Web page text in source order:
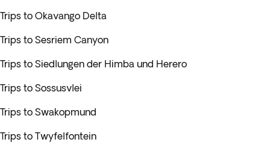
Trips to Okavango Delta
Trips to Sesriem Canyon
Trips to Siedlungen der Himba und Herero
Trips to Sossusvlei
Trips to Swakopmund
Trips to Twyfelfontein